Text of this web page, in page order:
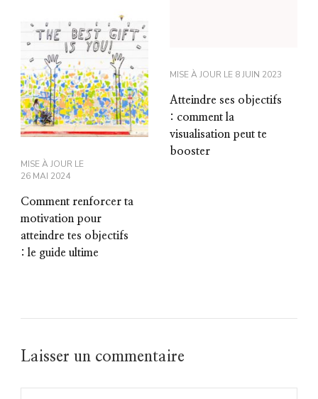
MISE À JOUR LE
26 MAI 2024
Comment renforcer ta
motivation pour
atteindre tes objectifs
: le guide ultime
MISE À JOUR LE 8 JUIN 2023
Atteindre ses objectifs
: comment la
visualisation peut te
booster
Laisser un commentaire